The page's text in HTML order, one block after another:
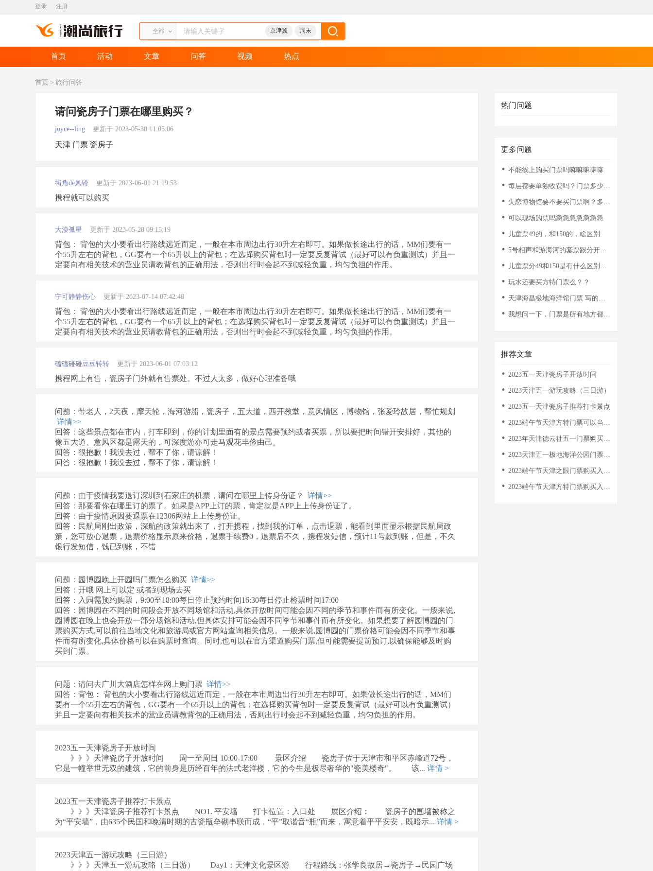
登录 注册
全部 京津冀 周末
首页 活动 文章 问答 视频 热点
首页 > 旅行问答
请问瓷房子门票在哪里购买？
joyce--ling 更新于 2023-05-30 11:05:06
天津 门票 瓷房子
街角de风铃 更新于 2023-06-01 21:19:53
携程就可以购买
大漠孤星 更新于 2023-05-28 09:15:19
背包： 背包的大小要看出行路线远近而定，一般在本市周边出行30升左右即可。如果做长途出行的话，MM们要有一
个55升左右的背包，GG要有一个65升以上的背包；在选择购买背包时一定要反复背试（最好可以有负重测试）并且一
定要向有相关技术的营业员请教背包的正确用法，否则出行时会起不到减轻负重，均匀负担的作用。
宁可静静伤心 更新于 2023-07-14 07:42:48
背包： 背包的大小要看出行路线远近而定，一般在本市周边出行30升左右即可。如果做长途出行的话，MM们要有一
个55升左右的背包，GG要有一个65升以上的背包；在选择购买背包时一定要反复背试（最好可以有负重测试）并且一
定要向有相关技术的营业员请教背包的正确用法，否则出行时会起不到减轻负重，均匀负担的作用。
磕磕碰碰豆豆转转 更新于 2023-06-01 07:03:12
携程网上有售，瓷房子门外就有售票处。不过人太多，做好心理准备哦
问题：带老人，2天夜，摩天轮，海河游船，瓷房子，五大道，西开教堂，意风情区，博物馆，张爱玲故居，帮忙规划
详情>>
回答：这些景点都在市内，打车即到，你的计划里面有的景点需要预约或者买票，所以要把时间错开安排好，其他的
像五大道、意风区都是露天的，可深度游亦可走马观花丰俭由己。
回答：很抱歉！我没去过，帮不了你，请谅解！
回答：很抱歉！我没去过，帮不了你，请谅解！
问题：由于疫情我要退订深圳到石家庄的机票，请问在哪里上传身份证？
详情>>
回答：那要看你在哪里订的票了。如果是APP上订的票，肯定就是APP上上传身份证了。
回答：由于疫情原因要退票在12306网站上上传身份证。
回答：民航局刚出政策，深航的政策就出来了，打开携程，找到我的订单，点击退票，能看到里面显示根据民航局政
策，您可放心退票，退票价格显示原来价格，退票手续费0，退票后不久，携程发短信，预计11号款到账，但是，不久
银行发短信，钱已到账，不错
问题：园博园晚上开园吗门票怎么购买 详情>>
回答：开哦 网上可以定 或者到现场去买
回答：入园需预约购票，9:00至18:00每日停止预约时间16:30每日停止检票时间17:00
回答：园博园在不同的时间段会开放不同场馆和活动,具体开放时间可能会因不同的季节和事件而有所变化。一般来说,
园博园在晚上也会开放一部分场馆和活动,但具体安排可能会因不同季节和事件而有所变化。如果想要了解园博园的门
票购买方式,可以前往当地文化和旅游局或官方网站查询相关信息。一般来说,园博园的门票价格可能会因不同季节和事
件而有所变化,具体价格可以在购票时查询。同时,也可以在官方渠道购买门票,但可能需要提前预订,以确保能够及时购
买到门票。
问题：请问去广川大酒店怎样在网上购门票 详情>>
回答：背包： 背包的大小要看出行路线远近而定，一般在本市周边出行30升左右即可。如果做长途出行的话，MM们
要有一个55升左右的背包，GG要有一个65升以上的背包；在选择购买背包时一定要反复背试（最好可以有负重测试）
并且一定要向有相关技术的营业员请教背包的正确用法，否则出行时会起不到减轻负重，均匀负担的作用。
2023五一天津瓷房子开放时间
》》》天津瓷房子开放时间 周一至周日 10:00-17:00 景区介绍 瓷房子位于天津市和平区赤峰道72号，
它是一幢举世无双的建筑，它的前身是历经百年的法式老洋楼，它的今生是极尽奢华的"瓷美楼奇"。 该... 详情 >
2023五一天津瓷房子推荐打卡景点
》》》天津瓷房子推荐打卡景点 NO1. 平安墙 打卡位置：入口处 展区介绍： 瓷房子的围墙被称之
为“平安墙”，由635个民国和晚清时期的古瓷瓶垒砌串联而成，“平”取谐音“瓶”而来，寓意着平平安安，既暗示... 详情 >
2023天津五一游玩攻略（三日游）
》》》天津五一游玩攻略（三日游） Day1：天津文化景区游 行程路线：张学良故居→瓷房子→民园广场
热门问题
更多问题
不能线上购买门票吗嘛嘛嘛嘛嘛
每层都要单独收费吗？门票多少
失恋博物馆要不要买门票啊？多少
可以现场购票吗急急急急急急急
儿童票49的，和150的，啥区别
5号相声和游海河的套票跟分开买
儿童票分49和150是有什么区别
玩水还要买方特门票么？？
天津海昌极地海洋馆门票 写的可
我想问一下，门票是所有地方都免
推荐文章
2023五一天津瓷房子开放时间
2023天津五一游玩攻略（三日游）
2023五一天津瓷房子推荐打卡景点
2023端午节天津方特门票可以当天
2023年天津德云社五一门票购买指
2023天津五一极地海洋公园门票需
2023端午节天津之眼门票购买入口
2023端午节天津方特门票购买入口